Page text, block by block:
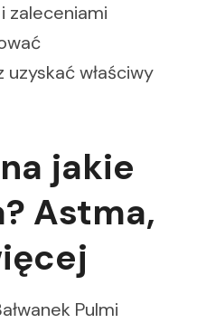
zaleceniami
właściwy
jakie
Astma,
Pulmi